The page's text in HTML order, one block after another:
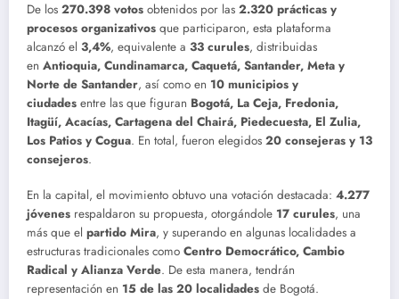
De los 270.398 votos obtenidos por las 2.320 prácticas y
procesos organizativos que participaron, esta plataforma
alcanzó el 3,4%, equivalente a 33 curules, distribuidas
en Antioquia, Cundinamarca, Caquetá, Santander, Meta y
Norte de Santander, así como en 10 municipios y
ciudades entre las que figuran Bogotá, La Ceja, Fredonia,
Itagüí, Acacías, Cartagena del Chairá, Piedecuesta, El Zulia,
Los Patios y Cogua. En total, fueron elegidos 20 consejeras y 13
consejeros.
En la capital, el movimiento obtuvo una votación destacada: 4.277
jóvenes respaldaron su propuesta, otorgándole 17 curules, una
más que el partido Mira, y superando en algunas localidades a
estructuras tradicionales como Centro Democrático, Cambio
Radical y Alianza Verde. De esta manera, tendrán
representación en 15 de las 20 localidades de Bogotá.